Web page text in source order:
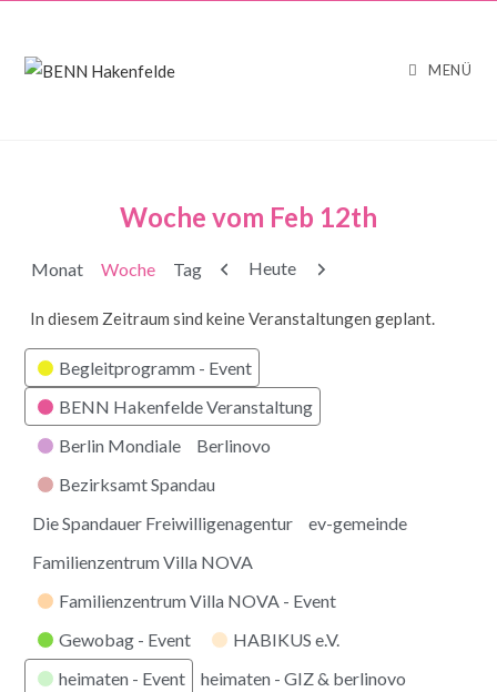
MENÜ
Woche vom Feb 12th
Monat Woche Tag Zurück
Heute Weiter
In diesem Zeitraum sind keine Veranstaltungen geplant.
Kategorien
Begleitprogramm - Event
BENN Hakenfelde Veranstaltung
Berlin Mondiale
Berlinovo
Bezirksamt Spandau
Die Spandauer Freiwilligenagentur
ev-gemeinde
Familienzentrum Villa NOVA
Familienzentrum Villa NOVA - Event
Gewobag - Event
HABIKUS e.V.
heimaten - Event
heimaten - GIZ & berlinovo